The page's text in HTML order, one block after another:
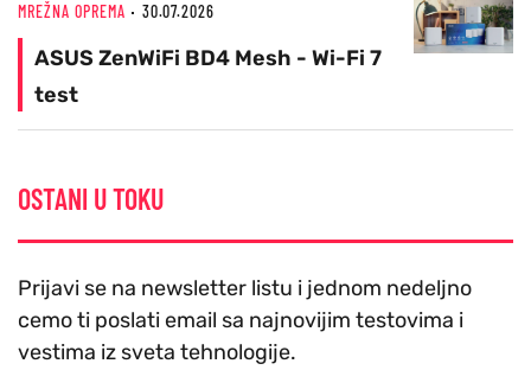
MREŽNA OPREMA 30.07.2026
ASUS ZenWiFi BD4 Mesh - Wi-Fi 7
test
OSTANI U TOKU
Prijavi se na newsletter listu i jednom nedeljno
cemo ti poslati email sa najnovijim testovima i
vestima iz sveta tehnologije.